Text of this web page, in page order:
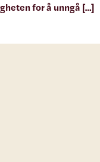
for å unngå […]